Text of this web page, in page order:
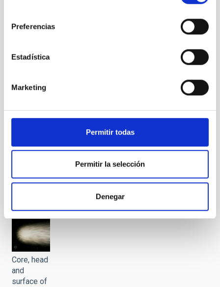
Preferencias
Estadística
Marketing
Permitir todas
Permitir la selección
Denegar
Comet
STARRS
Pan-
85mm
Core, head
and
surface of